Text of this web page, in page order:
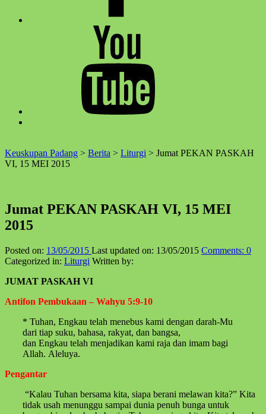
↑
Keuskupan Padang > Berita > Liturgi > Jumat PEKAN PASKAH
VI, 15 MEI 2015
Jumat PEKAN PASKAH VI, 15 MEI
2015
Posted on: 13/05/2015 Last updated on: 13/05/2015 Comments: 0
Categorized in: Liturgi Written by:
JUMAT PASKAH VI
Antifon Pembukaan – Wahyu 5:9-10
* Tuhan, Engkau telah menebus kami dengan darah-Mu
dari tiap suku, bahasa, rakyat, dan bangsa,
dan Engkau telah menjadikan kami raja dan imam bagi
Allah. Aleluya.
Pengantar
“Kalau Tuhan bersama kita, siapa berani melawan kita?” Kita
tidak usah menunggu sampai dunia penuh bunga untuk